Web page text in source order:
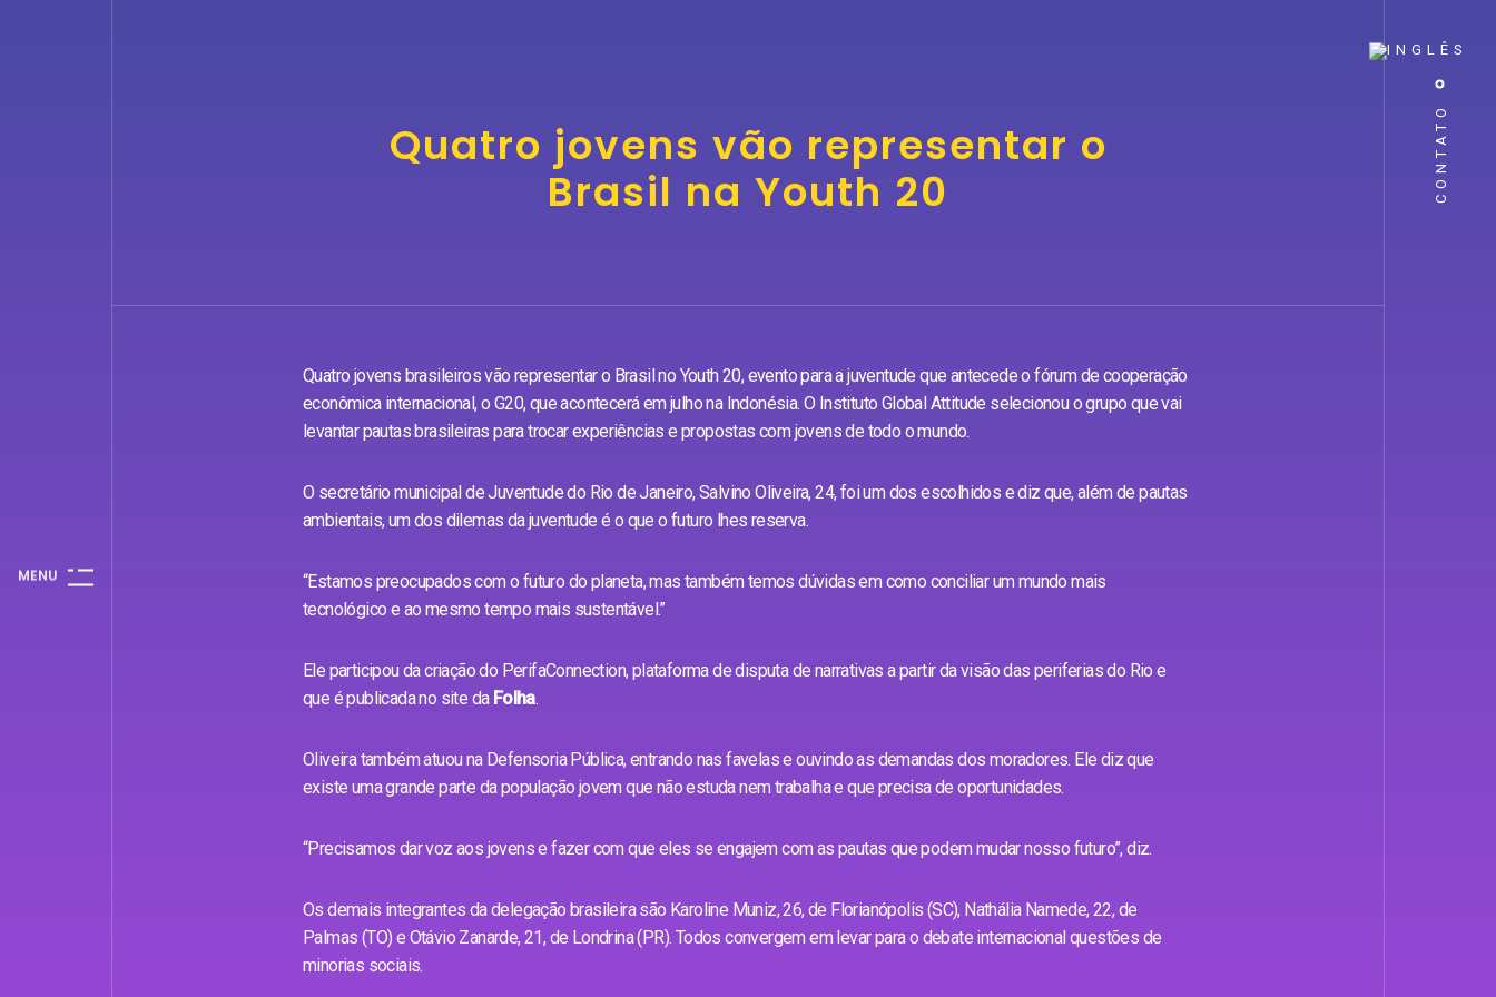
MENU
Quatro jovens vão representar o
Brasil na Youth 20
Quatro jovens brasileiros vão representar o Brasil no Youth 20, evento para a juventude que antecede o fórum de cooperação
econômica internacional, o G20, que acontecerá em julho na Indonésia. O Instituto Global Attitude selecionou o grupo que vai
levantar pautas brasileiras para trocar experiências e propostas com jovens de todo o mundo.
O secretário municipal de Juventude do Rio de Janeiro, Salvino Oliveira, 24, foi um dos escolhidos e diz que, além de pautas
ambientais, um dos dilemas da juventude é o que o futuro lhes reserva.
“Estamos preocupados com o futuro do planeta, mas também temos dúvidas em como conciliar um mundo mais
tecnológico e ao mesmo tempo mais sustentável.”
Ele participou da criação do PerifaConnection,plataforma de disputa de narrativas a partir da visão das periferias do Rio e
que é publicada no site da Folha.
Oliveira também atuou na Defensoria Pública, entrando nas favelas e ouvindo as demandas dos moradores. Ele diz que
existe uma grande parte da população jovem que não estuda nem trabalha e que precisa de oportunidades.
“Precisamos dar voz aos jovens e fazer com que eles se engajem com as pautas que podem mudar nosso futuro”, diz.
Os demais integrantes da delegação brasileira são Karoline Muniz, 26, de Florianópolis (SC), Nathália Namede, 22, de
Palmas (TO) e Otávio Zanarde, 21, de Londrina (PR). Todos convergem em levar para o debate internacional questões de
minorias sociais.
CONTATO